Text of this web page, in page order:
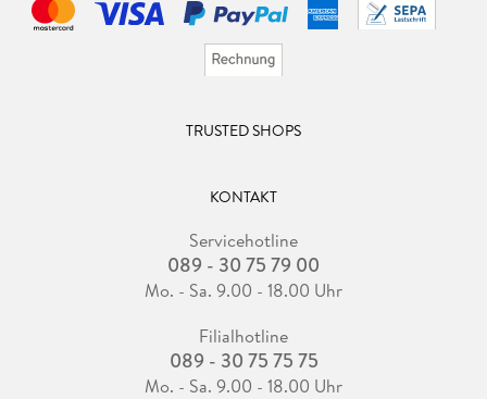
TRUSTED SHOPS
KONTAKT
Servicehotline
089 - 30 75 79 00
Mo. - Sa. 9.00 - 18.00 Uhr
Filialhotline
089 - 30 75 75 75
Mo. - Sa. 9.00 - 18.00 Uhr